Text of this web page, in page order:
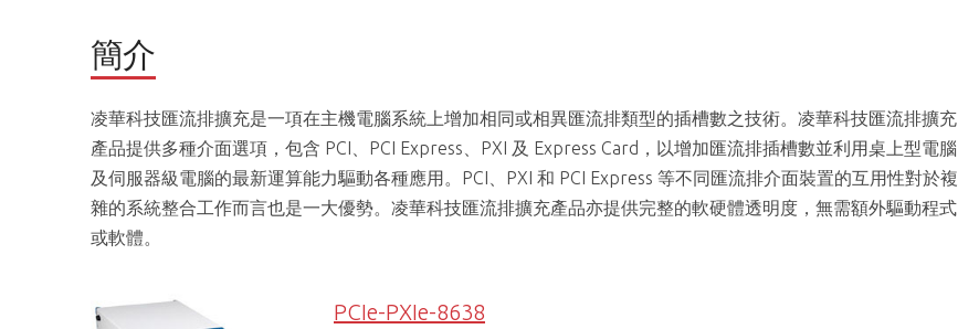
簡介
凌華科技匯流排擴充是一項在主機電腦系統上增加相同或相異匯流排類型的插槽數之技術。凌華科技匯流排擴充
產品提供多種介面選項，包含 PCI、PCI Express、PXI 及 Express Card，以增加匯流排插槽數並利用桌上型電腦
及伺服器級電腦的最新運算能力驅動各種應用。PCI、PXI 和 PCI Express 等不同匯流排介面裝置的互用性對於複
雜的系統整合工作而言也是一大優勢。凌華科技匯流排擴充產品亦提供完整的軟硬體透明度，無需額外驅動程式
或軟體。
PCIe-PXIe-8638